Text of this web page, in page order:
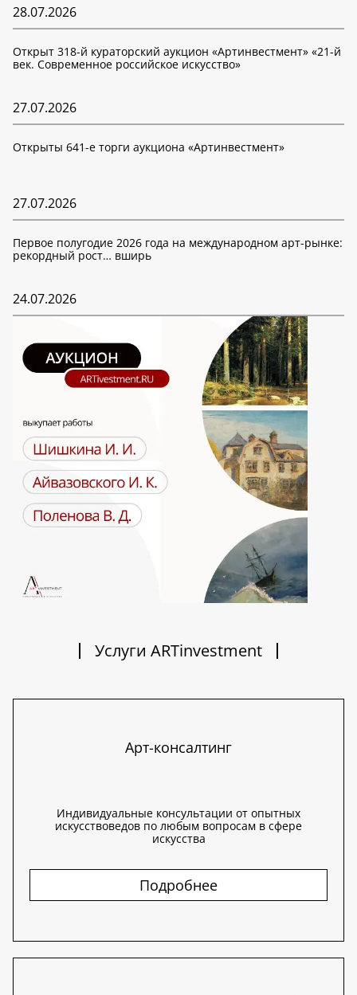
28.07.2026
Открыт 318-й кураторский аукцион «Артинвестмент» «21-й
век. Современное российское искусство»
27.07.2026
Открыты 641-е торги аукциона «Артинвестмент»
27.07.2026
Первое полугодие 2026 года на международном арт-рынке:
рекордный рост… вширь
24.07.2026
Услуги ARTinvestment
Арт-консалтинг
Индивидуальные консультации от опытных
искусствоведов по любым вопросам в сфере
искусства
Подробнее